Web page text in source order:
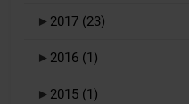
► 2017 (23)
► 2016 (1)
► 2015 (1)